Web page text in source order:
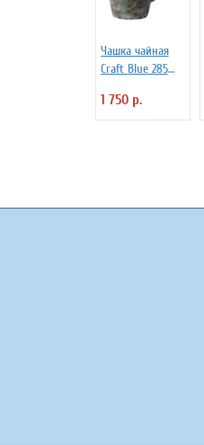
Чашка чайная
Craft Blue 285
3140669
1 750 р.